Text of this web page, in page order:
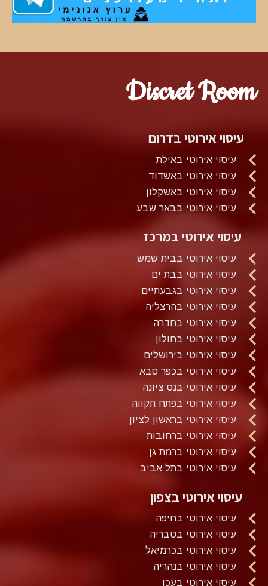
Discret Room
עיסוי אירוטי בדרום
עיסוי אירוטי באילת
עיסוי אירוטי באשדוד
עיסוי אירוטי באשקלון
עיסוי אירוטי בבאר שבע
עיסוי אירוטי במרכז
עיסוי אירוטי בבית שמש
עיסוי אירוטי בבת ים
עיסוי אירוטי בגבעתיים
עיסוי אירוטי בהרצליה
עיסוי אירוטי בחדרה
עיסוי אירוטי בחולון
עיסוי אירוטי בירושלים
עיסוי אירוטי בכפר סבא
עיסוי אירוטי בנס ציונה
עיסוי אירוטי בפתח תקווה
עיסוי אירוטי בראשון לציון
עיסוי אירוטי ברחובות
עיסוי אירוטי ברמת גן
עיסוי אירוטי בתל אביב
עיסוי אירוטי בצפון
עיסוי אירוטי בחיפה
עיסוי אירוטי בטבריה
עיסוי אירוטי בכרמיאל
עיסוי אירוטי בנהריה
עיסוי אירוטי בעכו